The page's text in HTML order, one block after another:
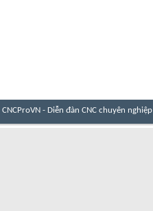
CNCProVN - Diễn đàn CNC chuyên nghiệp